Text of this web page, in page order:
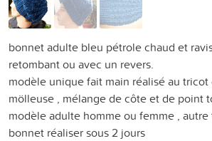
bonnet adulte bleu pétrole chaud et
retombant ou avec un revers.
modèle unique fait main réalisé au
mölleuse , mélange de côte et de point
modèle adulte homme ou femme ,
bonnet réaliser sous 2 jours